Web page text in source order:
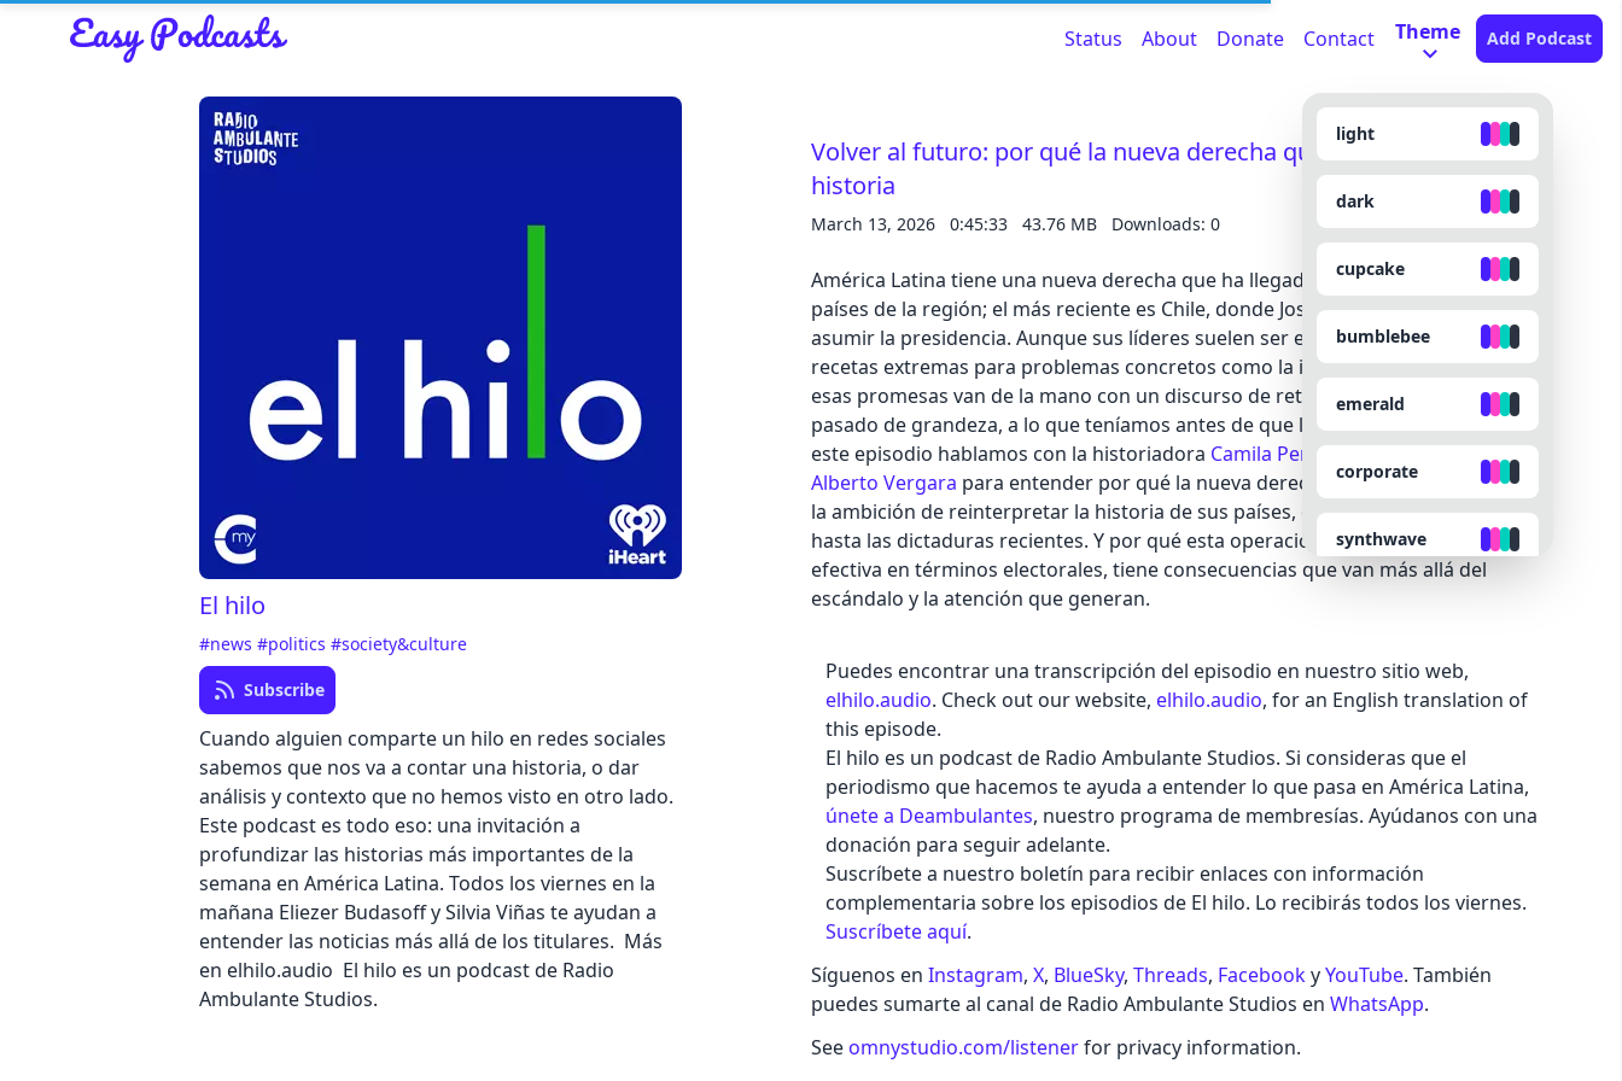
here
Cancel
Status About Donate Contact Theme
light
dark
cupcake
bumblebee
emerald
corporate
synthwave
cyberpunk
halloween
garden
aqua
Add Podcast
El hilo
#news#politics#society&culture
Subscribe
Cuando alguien comparte un hilo en redes sociales
sabemos que nos va a contar una historia, o dar
análisis y contexto que no hemos visto en otro lado.
Este podcast es todo eso: una invitación a
profundizar las historias más importantes de la
semana en América Latina. Todos los viernes en la
mañana Eliezer Budasoff y Silvia Viñas te ayudan a
entender las noticias más allá de los titulares. Más
en elhilo.audio El hilo es un podcast de Radio
Ambulante Studios.
Cancel
Volver al futuro: por qué la nueva derecha quiere reinterpretar la
historia
March 13, 2026 0:45:33 43.76 MB Downloads: 0
América Latina tiene una nueva derecha que ha llegado al poder en varios
países de la región; el más reciente es Chile, donde José Antonio Kast acaba de
asumir la presidencia. Aunque sus líderes suelen ser elegidos porque proponen
recetas extremas para problemas concretos como la inseguridad o la inflación,
esas promesas van de la mano con un discurso de retorno a un supuesto
pasado de grandeza, a lo que teníamos antes de que las cosas se torcieran. En
este episodio hablamos con la historiadora Camila Perochenay el politólogo
Alberto Vergara para entender por qué la nueva derecha de la región comparte
la ambición de reinterpretar la historia de sus países, desde la colonización
hasta las dictaduras recientes. Y por qué esta operación, que ha sido muy
efectiva en términos electorales, tiene consecuencias que van más allá del
escándalo y la atención que generan.
Puedes encontrar una transcripción del episodio en nuestro sitio web,
elhilo.audio. Check out our website, elhilo.audio, for an English translation of
this episode.
El hilo es un podcast de Radio Ambulante Studios. Si consideras que el
periodismo que hacemos te ayuda a entender lo que pasa en América Latina,
únete a Deambulantes, nuestro programa de membresías. Ayúdanos con una
donación para seguir adelante.
Suscríbete a nuestro boletín para recibir enlaces con información
complementaria sobre los episodios de El hilo. Lo recibirás todos los viernes.
Suscríbete aquí.
Síguenos en Instagram, X, BlueSky, Threads, FacebookyYouTube. También
puedes sumarte al canal de Radio Ambulante Studios en WhatsApp.
See omnystudio.com/listenerfor privacy information.